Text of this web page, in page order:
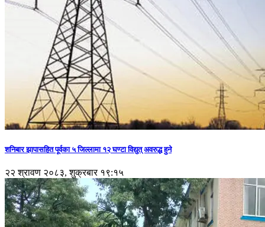
शनिबार झापासहित पूर्वका ५ जिल्लामा १२ घण्टा विद्युत् अवरुद्ध हुने
२२ श्रावण २०८३, शुक्रबार १९:१५